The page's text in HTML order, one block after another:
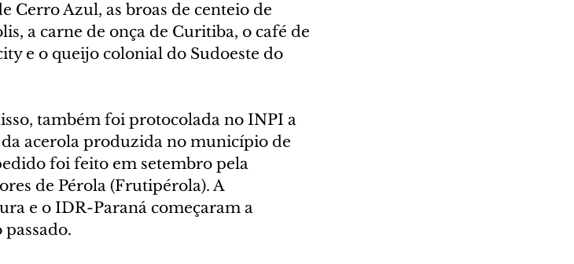
Cerro Azul, as broas de centeio de
a carne de onça de Curitiba, o café de
e o queijo colonial do Sudoeste do
também foi protocolada no INPI a
acerola produzida no município de
foi feito em setembro pela
de Pérola (Frutipérola). A
e o IDR-Paraná começaram a